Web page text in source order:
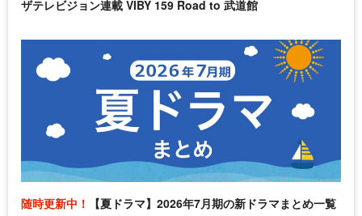
ザテレビジョン連載 VIBY 159 Road to 武道館
随時更新中！ 【夏ドラマ】2026年7月期の新ドラマまとめ一覧